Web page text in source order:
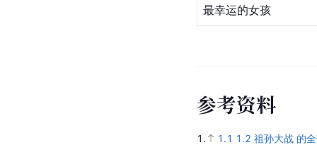
最幸运的女孩
参考资料
1. 1.1 1.2 祖孙大战 的